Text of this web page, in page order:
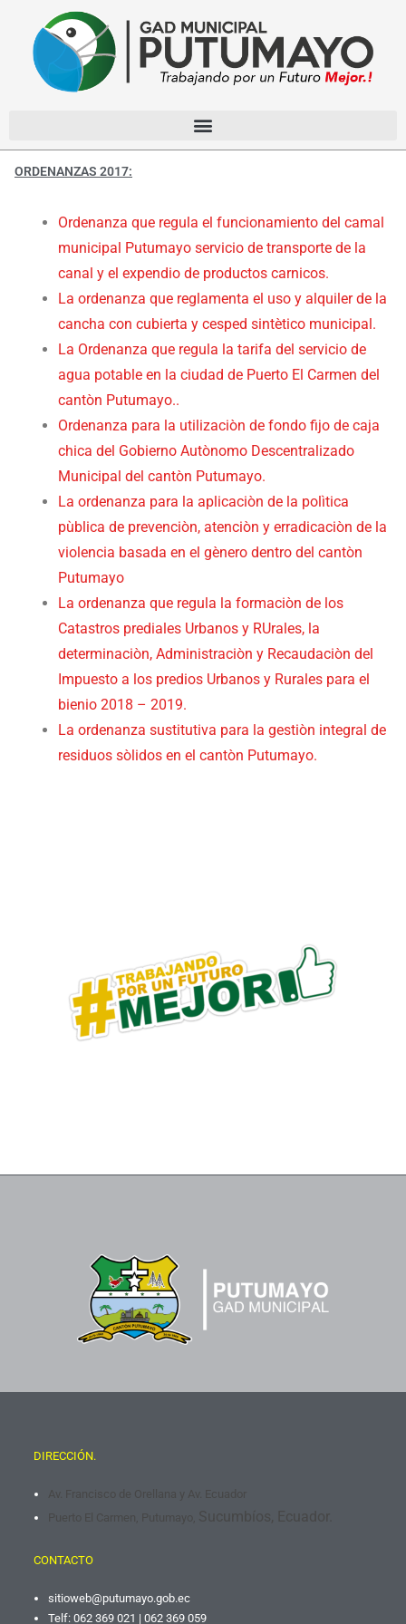
ORDENANZAS 2017:
Ordenanza que regula el funcionamiento del camal
municipal Putumayo servicio de transporte de la
canal y el expendio de productos carnicos.
La ordenanza que reglamenta el uso y alquiler de la
cancha con cubierta y cesped sintètico municipal.
La Ordenanza que regula la tarifa del servicio de
agua potable en la ciudad de Puerto El Carmen del
cantòn Putumayo..
Ordenanza para la utilizaciòn de fondo fijo de caja
chica del Gobierno Autònomo Descentralizado
Municipal del cantòn Putumayo.
La ordenanza para la aplicaciòn de la polìtica
pùblica de prevenciòn, atenciòn y erradicaciòn de la
violencia basada en el gènero dentro del cantòn
Putumayo
La ordenanza que regula la formaciòn de los
Catastros prediales Urbanos y RUrales, la
determinaciòn, Administraciòn y Recaudaciòn del
Impuesto a los predios Urbanos y Rurales para el
bienio 2018 – 2019.
La ordenanza sustitutiva para la gestiòn integral de
residuos sòlidos en el cantòn Putumayo.
DIRECCIÓN.
Av. Francisco de Orellana y Av. Ecuador
Puerto El Carmen, Putumayo, Sucumbíos, Ecuador.
CONTACTO
sitioweb@putumayo.gob.ec
Telf: 062 369 021 | 062 369 059